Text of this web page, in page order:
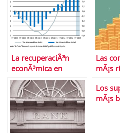
La recuperaciÃ³n
econÃ³mica en
EspaÃ±a,
Â¿consolidada?
Las
mÃ¡s
Los
mÃ¡s